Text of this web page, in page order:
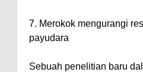
7. Merokok mengurangi
payudara
Sebuah penelitian baru